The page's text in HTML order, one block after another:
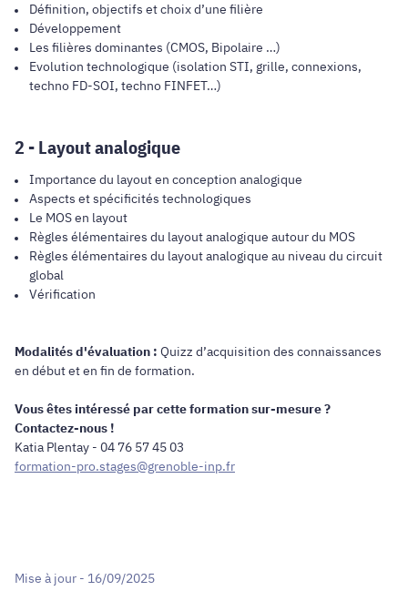
Définition, objectifs et choix d’une filière
Développement
Les filières dominantes (CMOS, Bipolaire …)
Evolution technologique (isolation STI, grille, connexions,
techno FD-SOI, techno FINFET…)
2 - Layout analogique
Importance du layout en conception analogique
Aspects et spécificités technologiques
Le MOS en layout
Règles élémentaires du layout analogique autour du MOS
Règles élémentaires du layout analogique au niveau du circuit
global
Vérification
Modalités d'évaluation : Quizz d’acquisition des connaissances
en début et en fin de formation.
Vous êtes intéressé par cette formation sur-mesure ?
Contactez-nous !
Katia Plentay - 04 76 57 45 03
formation-pro.stages@grenoble-inp.fr
Mise à jour - 16/09/2025